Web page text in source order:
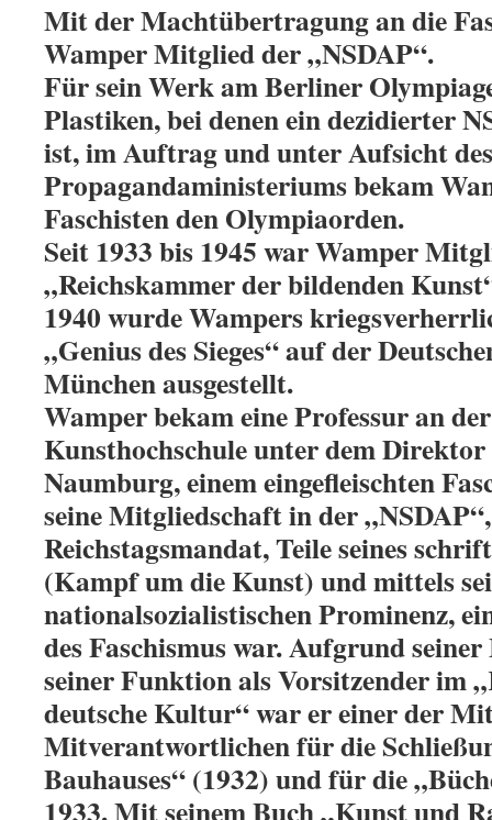
Mit der Machtübertragung an die
Wamper Mitglied der „NSDAP“.
Für sein Werk am Berliner
Plastiken, bei denen ein dezidierter
ist, im Auftrag und unter Aufsicht des
Propagandaministeriums bekam
Faschisten den Olympiaorden.
Seit 1933 bis 1945 war Wamper
„Reichskammer der bildenden
1940 wurde Wampers
„Genius des Sieges“ auf der
München ausgestellt.
Wamper bekam eine Professur an
Kunsthochschule unter dem
Naumburg, einem eingefleischten
seine Mitgliedschaft in der
Reichstagsmandat, Teile seines
(Kampf um die Kunst) und mittels
nationalsozialistischen Prominenz,
des Faschismus war.Aufgrund
seiner Funktion als Vorsitzender im
deutsche Kultur“ war er einer der
Mitverantwortlichen für die
Bauhauses“ (1932) und für die
1933. Mit seinem Buch „Kunst und